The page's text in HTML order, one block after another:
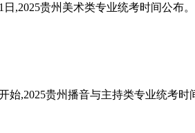
,2025贵州美术类专业统考时间公布。
,2025贵州播音与主持类专业统考时